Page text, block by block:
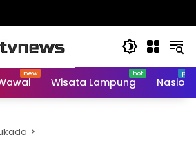
Wisata Lampung